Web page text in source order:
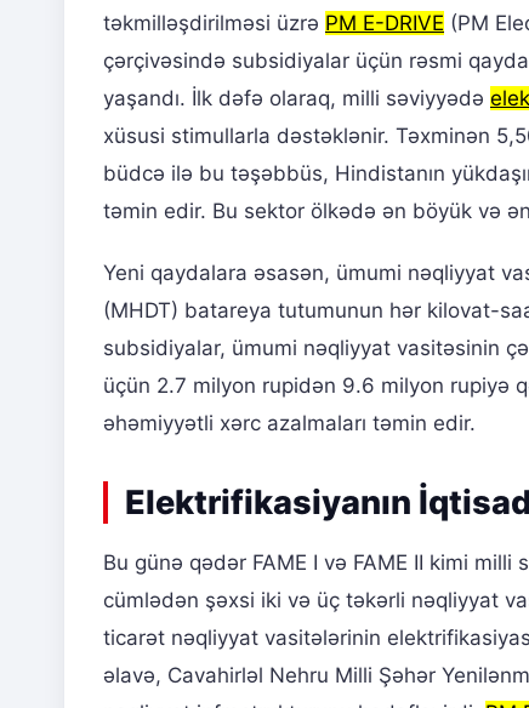
təkmilləşdirilməsi üzrə PM E-DRIVE (PM
çərçivəsində subsidiyalar üçün rəsmi
yaşandı. İlk dəfə olaraq, milli səviyyədə
xüsusi stimullarla dəstəklənir. Təxminən
büdcə ilə bu təşəbbüs, Hindistanın
təmin edir. Bu sektor ölkədə ən böyük və
Yeni qaydalara əsasən, ümumi nəqliyyat
(MHDT) batareya tutumunun hər kilovat-
subsidiyalar, ümumi nəqliyyat vasitəsinin
üçün 2.7 milyon rupidən 9.6 milyon rupiyə
əhəmiyyətli xərc azalmaları təmin edir.
Elektrifikasiyanın
Bu günə qədər FAME I və FAME II kimi
cümlədən şəxsi iki və üç təkərli nəqliyyat
ticarət nəqliyyat vasitələrinin
əlavə, Cavahirləl Nehru Milli Şəhər